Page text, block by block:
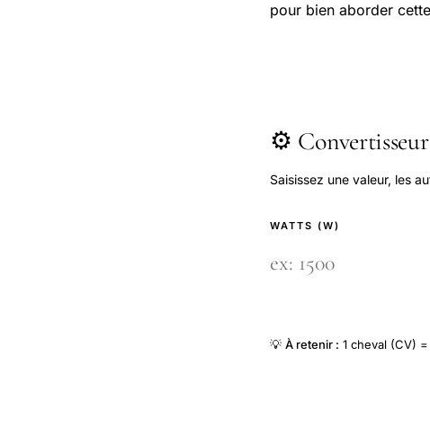
pour bien aborder
⚙️
Saisissez une valeur, les
WATTS (W)
💡 À retenir : 1 cheval (CV)